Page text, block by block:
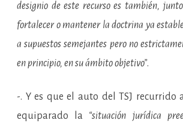
designio de este recurso es también,
fortalecer o mantener la doctrina ya
a supuestos semejantes pero no
en principio, en su ámbito objetivo”.
-. Y es que el auto del TSJ recurrido
equiparado la “situación jurídica